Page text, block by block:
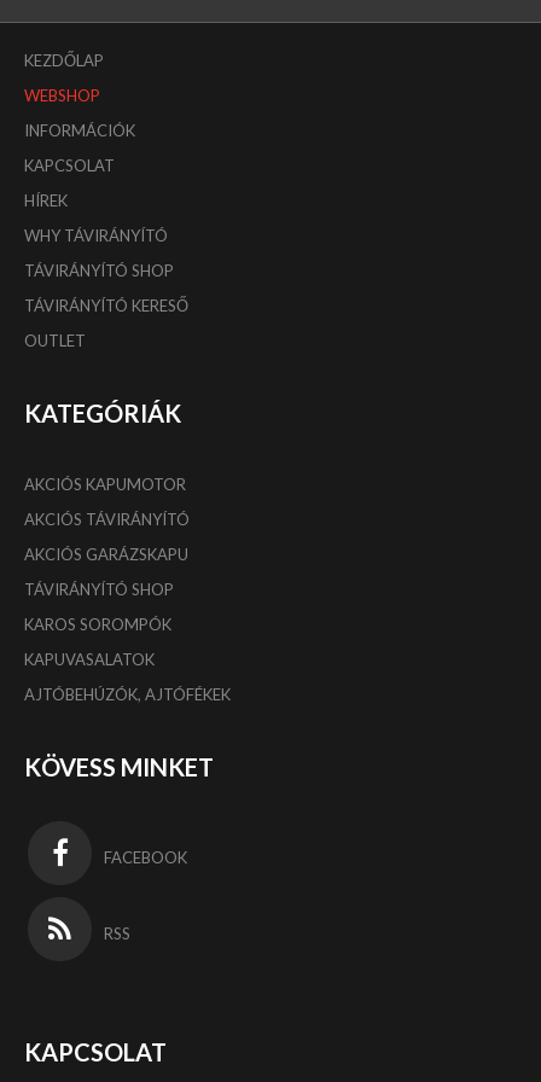
KEZDŐLAP
WEBSHOP
INFORMÁCIÓK
KAPCSOLAT
HÍREK
WHY TÁVIRÁNYÍTÓ
TÁVIRÁNYÍTÓ SHOP
TÁVIRÁNYÍTÓ KERESŐ
OUTLET
KATEGÓRIÁK
AKCIÓS KAPUMOTOR
AKCIÓS TÁVIRÁNYÍTÓ
AKCIÓS GARÁZSKAPU
TÁVIRÁNYÍTÓ SHOP
KAROS SOROMPÓK
KAPUVASALATOK
AJTÓBEHÚZÓK, AJTÓFÉKEK
KÖVESS MINKET
FACEBOOK
RSS
KAPCSOLAT